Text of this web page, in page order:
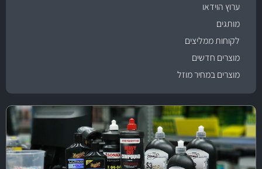
ערוץ הוידאו
מותגים
לקוחות ממליצים
מוצרים חדשים
מוצרים במחיר מוזל